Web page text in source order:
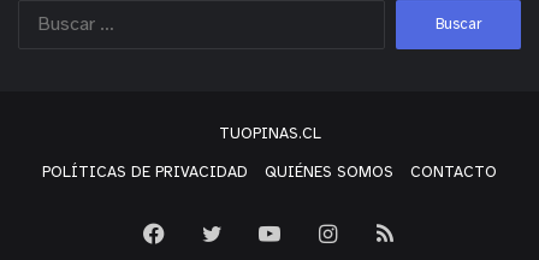
TUOPINAS.CL
POLÍTICAS DE PRIVACIDAD QUIÉNES SOMOS CONTACTO